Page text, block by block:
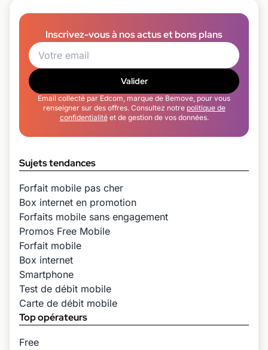
Inscrivez-vous à nos actus et bons plans
Valider
Email collecté par Edcom, marque de Bemove, pour vous
renseigner sur des offres. Consultez notre politique de
confidentialitéet de gestion de vos données.
Sujets tendances
Forfait mobile pas cher
Box internet en promotion
Forfaits mobile sans engagement
Promos Free Mobile
Forfait mobile
Box internet
Smartphone
Test de débit mobile
Carte de débit mobile
Top opérateurs
Free